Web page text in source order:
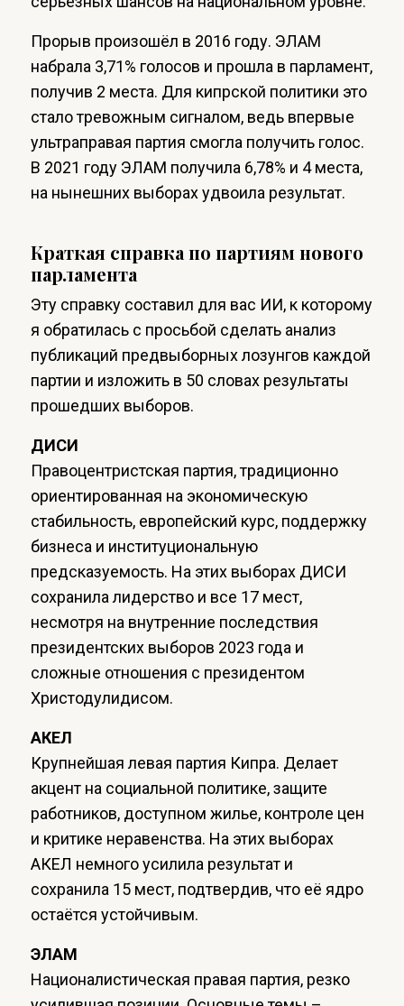
Прорыв произошёл в 2016 году. ЭЛАМ
набрала 3,71% голосов и прошла в парламент,
получив 2 места. Для кипрской политики это
стало тревожным сигналом, ведь впервые
ультраправая партия смогла получить голос.
В 2021 году ЭЛАМ получила 6,78% и 4 места,
на нынешних выборах удвоила результат.
Краткая справка по партиям нового
парламента
Эту справку составил для вас ИИ, к которому
я обратилась с просьбой сделать анализ
публикаций предвыборных лозунгов каждой
партии и изложить в 50 словах результаты
прошедших выборов.
ДИСИ
Правоцентристская партия, традиционно
ориентированная на экономическую
стабильность, европейский курс, поддержку
бизнеса и институциональную
предсказуемость. На этих выборах ДИСИ
сохранила лидерство и все 17 мест,
несмотря на внутренние последствия
президентских выборов 2023 года и
сложные отношения с президентом
Христодулидисом.
АКЕЛ
Крупнейшая левая партия Кипра. Делает
акцент на социальной политике, защите
работников, доступном жилье, контроле цен
и критике неравенства. На этих выборах
АКЕЛ немного усилила результат и
сохранила 15 мест, подтвердив, что её ядро
остаётся устойчивым.
ЭЛАМ
Националистическая правая партия, резко